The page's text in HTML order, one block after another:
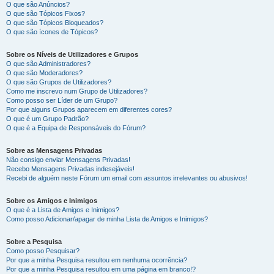
O que são Anúncios?
O que são Tópicos Fixos?
O que são Tópicos Bloqueados?
O que são ícones de Tópicos?
Sobre os Níveis de Utilizadores e Grupos
O que são Administradores?
O que são Moderadores?
O que são Grupos de Utilizadores?
Como me inscrevo num Grupo de Utilizadores?
Como posso ser Líder de um Grupo?
Por que alguns Grupos aparecem em diferentes cores?
O que é um Grupo Padrão?
O que é a Equipa de Responsáveis do Fórum?
Sobre as Mensagens Privadas
Não consigo enviar Mensagens Privadas!
Recebo Mensagens Privadas indesejáveis!
Recebi de alguém neste Fórum um email com assuntos irrelevantes ou abusivos!
Sobre os Amigos e Inimigos
O que é a Lista de Amigos e Inimigos?
Como posso Adicionar/apagar de minha Lista de Amigos e Inimigos?
Sobre a Pesquisa
Como posso Pesquisar?
Por que a minha Pesquisa resultou em nenhuma ocorrência?
Por que a minha Pesquisa resultou em uma página em branco!?